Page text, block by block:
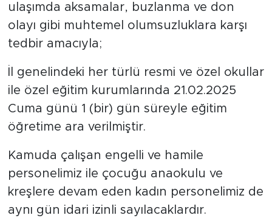
ulaşımda aksamalar, buzlanma ve don
olayı gibi muhtemel olumsuzluklara karşı
tedbir amacıyla;
İl genelindeki her türlü resmi ve özel okullar
ile özel eğitim kurumlarında 21.02.2025
Cuma günü 1 (bir) gün süreyle eğitim
öğretime ara verilmiştir.
Kamuda çalışan engelli ve hamile
personelimiz ile çocuğu anaokulu ve
kreşlere devam eden kadın personelimiz de
aynı gün idari izinli sayılacaklardır.